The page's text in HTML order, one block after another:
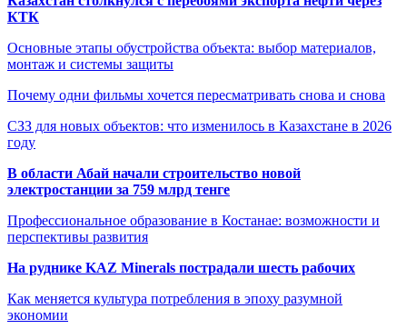
КТК
Основные этапы обустройства объекта: выбор материалов,
монтаж и системы защиты
Почему одни фильмы хочется пересматривать снова и снова
СЗЗ для новых объектов: что изменилось в Казахстане в 2026
году
В области Абай начали строительство новой
электростанции за 759 млрд тенге
Профессиональное образование в Костанае: возможности и
перспективы развития
На руднике KAZ Minerals пострадали шесть рабочих
Как меняется культура потребления в эпоху разумной
экономии